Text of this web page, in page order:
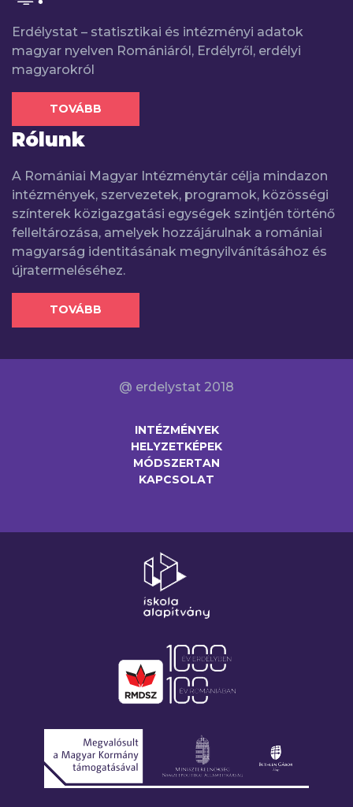
Erdélystat – statisztikai és intézményi adatok
magyar nyelven Romániáról, Erdélyről, erdélyi
magyarokról
TOVÁBB
Rólunk
A Romániai Magyar Intézménytár célja mindazon
intézmények, szervezetek, programok, közösségi
színterek közigazgatási egységek szintjén történő
felleltározása, amelyek hozzájárulnak a romániai
magyarság identitásának megnyilvánításához és
újratermeléséhez.
TOVÁBB
@ erdelystat 2018
INTÉZMÉNYEK
HELYZETKÉPEK
MÓDSZERTAN
KAPCSOLAT